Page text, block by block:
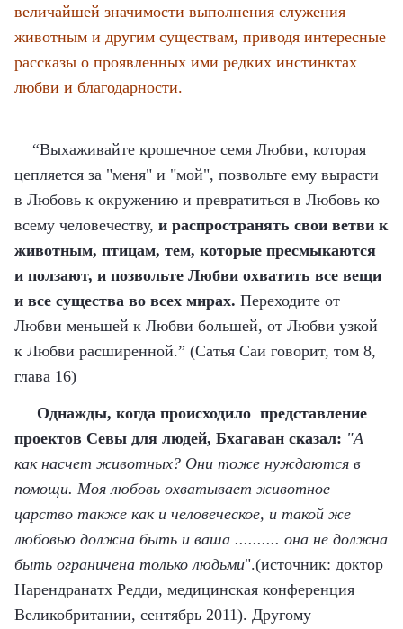
величайшей значимости выполнения служения
животным и другим существам, приводя интересные
рассказы о проявленных ими редких инстинктах
любви и благодарности.
“Выхаживайте крошечное семя Любви, которая
цепляется за "меня" и "мой", позвольте ему вырасти
в Любовь к окружению и превратиться в Любовь ко
всему человечеству, и распространять свои ветви к
животным, птицам, тем, которые пресмыкаются
и ползают, и позвольте Любви охватить все вещи
и все существа во всех мирах. Переходите от
Любви меньшей к Любви большей, от Любви узкой
к Любви расширенной.” (Сатья Саи говорит, том 8,
глава 16)
Однажды, когда происходило представление
проектов Севы для людей, Бхагаван сказал: "А
как насчет животных? Они тоже нуждаются в
помощи. Моя любовь охватывает животное
царство также как и человеческое, и такой же
любовью должна быть и ваша .......... она не должна
быть ограничена только людьми".(источник: доктор
Нарендранатх Редди, медицинская конференция
Великобритании, сентябрь 2011). Другому